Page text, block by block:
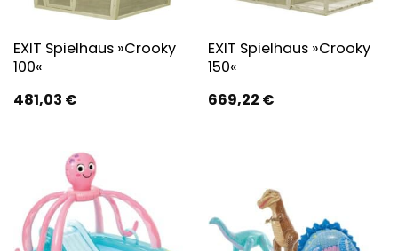
EXIT Spielhaus »Crooky
100«
481,03 €
EXIT Spielhaus »Crooky
150«
669,22 €